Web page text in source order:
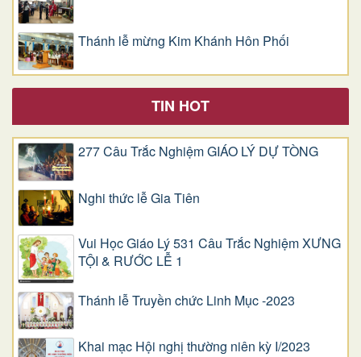
Thánh lễ mừng Kim Khánh Hôn Phối
TIN HOT
277 Câu Trắc Nghiệm GIÁO LÝ DỰ TÒNG
Nghi thức lễ Gia Tiên
Vui Học Giáo Lý 531 Câu Trắc Nghiệm XƯNG
TỘI & RƯỚC LỄ 1
Thánh lễ Truyền chức Linh Mục -2023
Khai mạc Hội nghị thường niên kỳ I/2023